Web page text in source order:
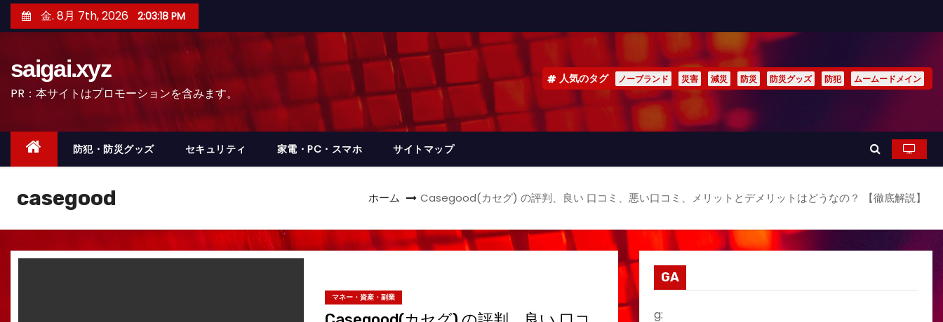
ン
ッ
金. 8月 7th, 2026 2:03:21 PM
saigai.xyz
PR：本サイトはプロモーションを含みます。
人気のタグ ノーブランド 災害 減災 防災 防災グッズ 防犯 ムームードメイン
防犯・防災グッズ セキュリティ 家電・PC・スマホ サイトマップ
casegood ホーム Casegood(カセグ) の評判、良い 口コミ、悪い口コミ、メリットとデメリットはどうなの？ 【徹底解説】
マネー・資産・副業
GA
g: